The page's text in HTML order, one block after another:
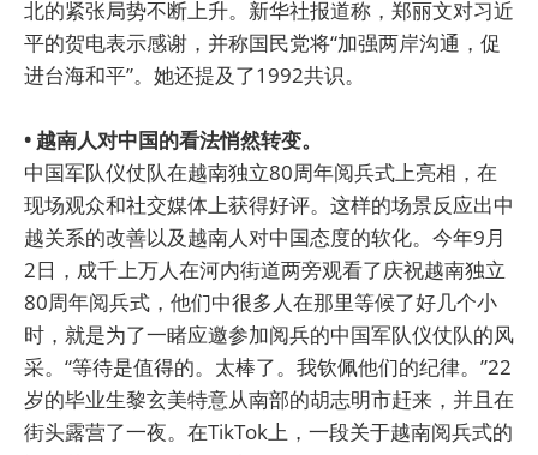
北的紧张局势不断上升。新华社报道称，郑丽文对习近
平的贺电表示感谢，并称国民党将“加强两岸沟通，促
进台海和平”。她还提及了1992共识。
• 越南人对中国的看法悄然转变。
中国军队仪仗队在越南独立80周年阅兵式上亮相，在
现场观众和社交媒体上获得好评。这样的场景反应出中
越关系的改善以及越南人对中国态度的软化。今年9月
2日，成千上万人在河内街道两旁观看了庆祝越南独立
80周年阅兵式，他们中很多人在那里等候了好几个小
时，就是为了一睹应邀参加阅兵的中国军队仪仗队的风
采。“等待是值得的。太棒了。我钦佩他们的纪律。”22
岁的毕业生黎玄美特意从南部的胡志明市赶来，并且在
街头露营了一夜。在TikTok上，一段关于越南阅兵式的